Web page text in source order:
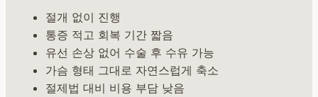
절개 없이 진행
통증 적고 회복 기간 짧음
유선 손상 없어 수술 후 수유 가능
가슴 형태 그대로 자연스럽게 축소
절제법 대비 비용 부담 낮음